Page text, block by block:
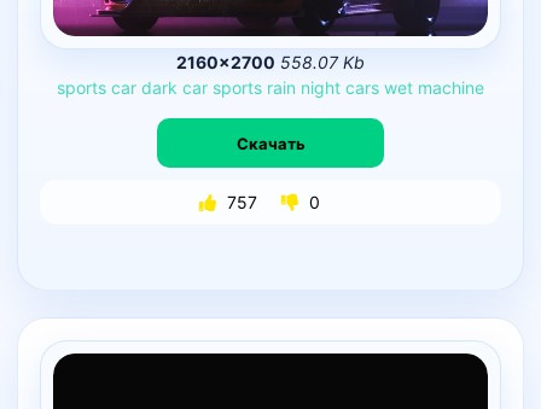
2160×2700 558.07 Kb
sports car dark car sports rain night cars wet machine
Скачать
757 0